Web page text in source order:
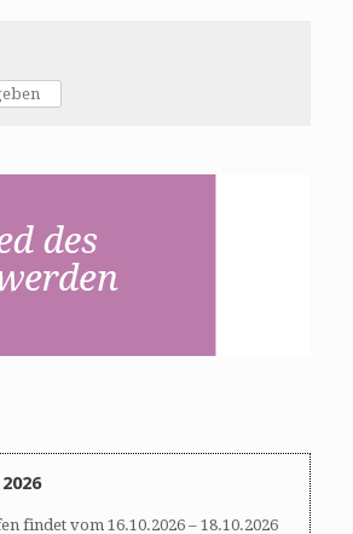
findet vom 16.10.2026 – 18.10.2026